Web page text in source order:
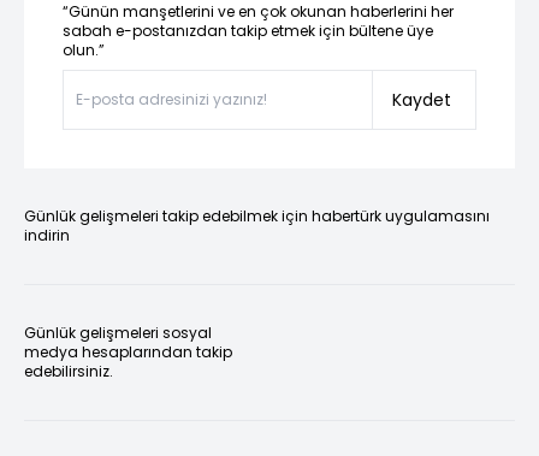
“Günün manşetlerini ve en çok okunan haberlerini her
sabah e-postanızdan takip etmek için bültene üye
olun.”
Kaydet
Günlük gelişmeleri takip edebilmek için habertürk uygulamasını
indirin
Günlük gelişmeleri sosyal
medya hesaplarından takip
edebilirsiniz.